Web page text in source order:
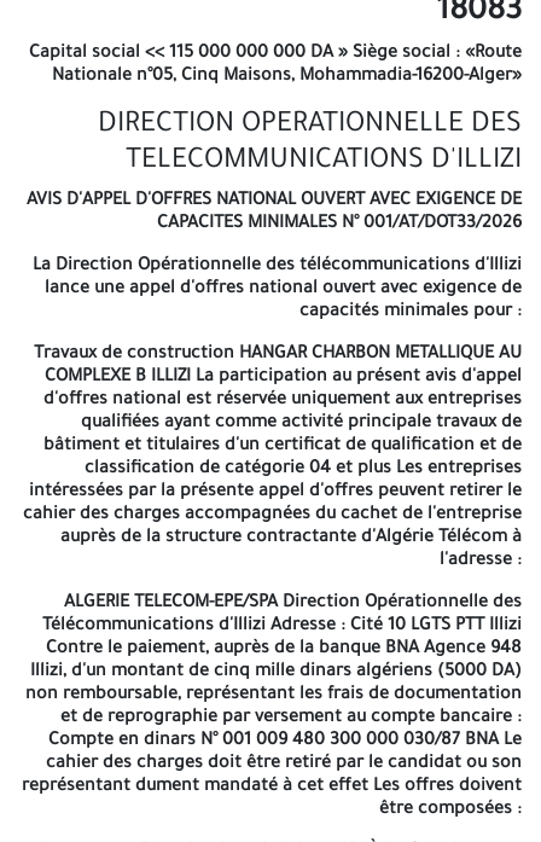
EXIGENCE DE CAPACITÉS MINIMALES N° 001/AT/DOT33/2026 » « À
n'ouvrir que par la commission d'ouverture et d'évaluation des
offres » La durée accordée pour la préparation des offres est de
présent appel d'offres national dans la presse nationale et sur le
site web: www.safqatic.dz. La date et heure limites de dépôt des
offres sont fixées au dernier jour de préparation des offres de
de repos légal (vendredi et samedi), la durée de préparation des
offres est prorogée jusqu'au jour ouvrable suivant Les
soumissionnaires sont conviés à assister à l'ouverture des plis,
qui aura lieu en séance publique, le même jour correspondant à
la date fixée du dépôt des offres à 12h00 à l'adresse ci-après:
ALGÉRIE TELECOM -SPA- DIRECTION OPÉRATIONNELLE DES
TELECOMMUNICATIONS D'Illizi ADRESSE : Cité 10 Logements PTT
Les soumissionnaires restent engagés par leurs offres pendant
une durée de cent quatre-vingts (180) jours, à compter de la date
de dépôt des plis. ANEP 2616 007 019 – Le Soir d'Algérie du 01-03-
2026 A -=-=-=-
Algérie Télécom EPE/SPA RC 02B
18083
Nationale n°05, Cinq Maisons, Mohammadia-16200-Alger»
DIRECTION OPERATIONNELLE DES
TELECOMMUNICATIONS D'ILLIZI
AVIS D'APPEL D'OFFRES NATIONAL OUVERT AVEC EXIGENCE DE
CAPACITES MINIMALES N° 001/AT/DOT33/2026
La Direction Opérationnelle des télécommunications d'Illizi lance
une appel d'offres national ouvert avec exigence de capacités
18083
Capital social << 115 000 000 000 DA » Siège social : «Route
Nationale n°05, Cinq Maisons, Mohammadia-16200-Alger»
DIRECTION OPERATIONNELLE DES
TELECOMMUNICATIONS D'ILLIZI
AVIS D'APPEL D'OFFRES NATIONAL OUVERT AVEC EXIGENCE DE
CAPACITES MINIMALES N° 001/AT/DOT33/2026
La Direction Opérationnelle des télécommunications d'Illizi
lance une appel d'offres national ouvert avec exigence de
capacités minimales pour :
Travaux de construction HANGAR CHARBON METALLIQUE AU
COMPLEXE B ILLIZI La participation au présent avis d'appel
d'offres national est réservée uniquement aux entreprises
qualifiées ayant comme activité principale travaux de
bâtiment et titulaires d'un certificat de qualification et de
classification de catégorie 04 et plus Les entreprises
intéressées par la présente appel d'offres peuvent retirer le
cahier des charges accompagnées du cachet de l'entreprise
auprès de la structure contractante d'Algérie Télécom à
l'adresse :
ALGERIE TELECOM-EPE/SPA Direction Opérationnelle des
Télécommunications d'Illizi Adresse : Cité 10 LGTS PTT Illizi
Contre le paiement, auprès de la banque BNA Agence 948
Illizi, d'un montant de cinq mille dinars algériens (5000 DA)
non remboursable, représentant les frais de documentation
et de reprographie par versement au compte bancaire :
Compte en dinars N° 001 009 480 300 000 030/87 BNA Le
cahier des charges doit être retiré par le candidat ou son
représentant dument mandaté à cet effet Les offres doivent
être composées :